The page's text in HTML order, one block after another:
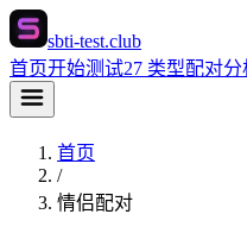
sbti-test.club
首页开始测试27 类型配对分
首页
/
情侣配对